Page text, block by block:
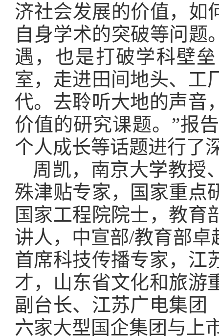
济社会发展的价值，如
自身学术的突破等问题
遇，也是打破学科壁
室，走进田间地头、工
代。去聆听大地的声音
价值的研究课题。”报
个人成长等话题进行了
周凯，南京大学教授
殊津贴专家，国家重点
国家工程院院士，教育
讲人，中宣部/教育部
首席科技传播专家，江
才，山东省文化和旅游
副台长、江苏广电集团
六家大型国企集团与上